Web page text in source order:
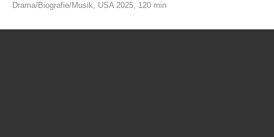
Drama/Biografie/Musik, USA 2025, 120 min